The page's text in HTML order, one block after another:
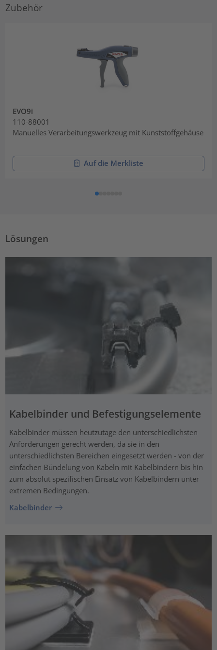
Zubehör
EVO9i
110-88001
Manuelles Verarbeitungswerkzeug mit Kunststoffgehäuse
Auf die Merkliste
Lösungen
Kabelbinder und Befestigungselemente
Kabelbinder müssen heutzutage den unterschiedlichsten
Anforderungen gerecht werden, da sie in den
unterschiedlichsten Bereichen eingesetzt werden - von der
einfachen Bündelung von Kabeln mit Kabelbindern bis hin
zum absolut spezifischen Einsatz von Kabelbindern unter
extremen Bedingungen.
Kabelbinder